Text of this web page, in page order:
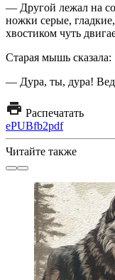
— Другой лежал на
ножки серые,
хвостиком чуть
Старая мышь сказала:
— Дура, ты, дура!
Распечатать
ePUBfb2pdf
Читайте также